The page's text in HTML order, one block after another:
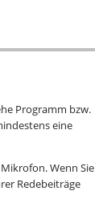
Programm bzw.
eine
Wenn Sie
Redebeiträge